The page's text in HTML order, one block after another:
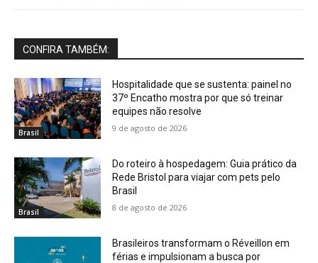
CONFIRA TAMBÉM:
Brasil
Hospitalidade que se sustenta: painel no
37º Encatho mostra por que só treinar
equipes não resolve
9 de agosto de 2026
Brasil
Do roteiro à hospedagem: Guia prático da
Rede Bristol para viajar com pets pelo
Brasil
8 de agosto de 2026
Brasileiros transformam o Réveillon em
férias e impulsionam a busca por